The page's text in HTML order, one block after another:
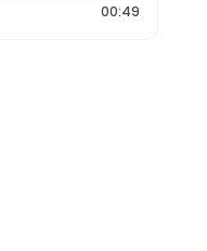
00:49Duración: